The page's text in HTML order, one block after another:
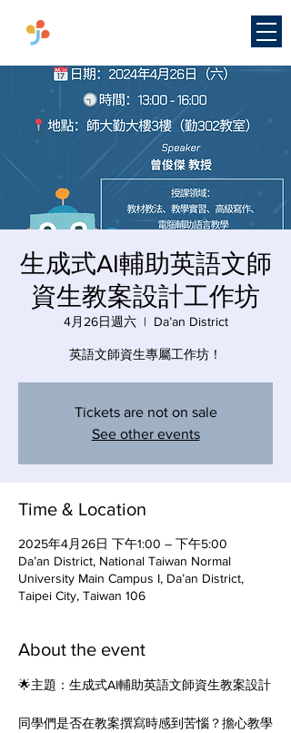
生成式AI輔助英語文師
資生教案設計工作坊
4月26日週六
  |
Da’an District
英語文師資生專屬工作坊！
Tickets are not on sale
See other events
Time & Location
2025年4月26日 下午1:00 – 下午5:00
Da’an District, National Taiwan Normal
University Main Campus I, Da’an District,
Taipei City, Taiwan 106
About the event
🌟主題：生成式AI輔助英語文師資生教案設計
同學們是否在教案撰寫時感到苦惱？擔心教學